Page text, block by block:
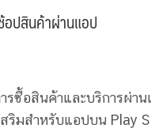
อปสินค้าผ่านแอป
ซื้อสินค้าและบริการผ่า
ริมสำหรับแอปบน Play